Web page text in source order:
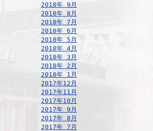
2018年 9月
2018年 8月
2018年 7月
2018年 6月
2018年 5月
2018年 4月
2018年 3月
2018年 2月
2018年 1月
2017年12月
2017年11月
2017年10月
2017年 9月
2017年 8月
2017年 7月